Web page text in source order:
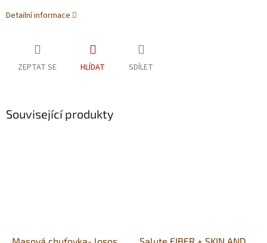
Detailní informace
ZEPTAT SE HLÍDAT SDÍLET
Související produkty
Masová chuťovka- losos,
Salute FIBER + SKIN AND